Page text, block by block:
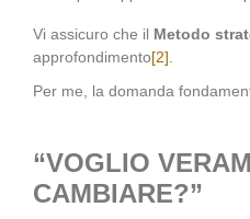
Vi assicuro che il Metodo
approfondimento[2]
Per me, la domanda
“VOGLIO
CAMBIARE?”